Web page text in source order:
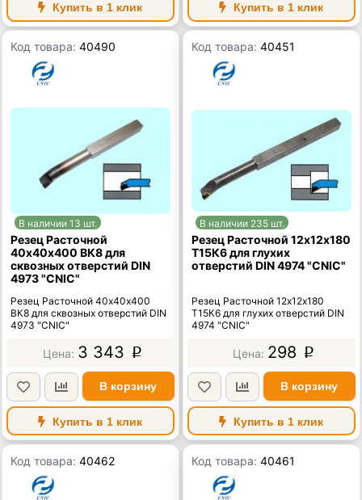
Купить в 1 клик Купить в 1 клик
Код товара:40490
В наличии 13 шт.
Резец Расточной
40х40х400 ВК8 для
сквозных отверстий DIN
4973 "CNIC"
Резец Расточной 40х40х400
ВК8 для сквозных отверстий DIN
4973 "CNIC"
3 343 p
В корзину
Купить в 1 клик
Код товара:40451
В наличии 235 шт.
Резец Расточной 12х12х180
Т15К6 для глухих
отверстий DIN 4974 "CNIC"
Резец Расточной 12х12х180
Т15К6 для глухих отверстий DIN
4974 "CNIC"
298 p
В корзину
Купить в 1 клик
Код товара:40462 Код товара:40461